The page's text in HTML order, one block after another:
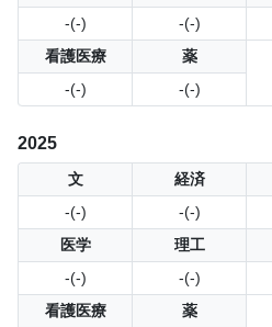
-(-)
-(-)
看護医療
薬
-(-)
-(-)
2025
文 経済
-(-)
-(-)
医学
理工
-(-)
-(-)
看護医療
薬